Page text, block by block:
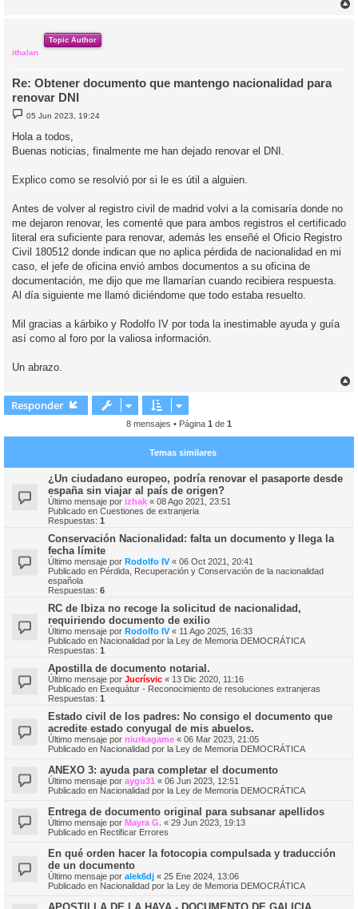
Topic Author
ithalan
Re: Obtener documento que mantengo nacionalidad para
renovar DNI
M
n
s
a
05 Jun 2023, 19:24
Hola a todos,
Buenas noticias, finalmente me han dejado renovar el DNI.
Explico como se resolvió por si le es útil a alguien.
Antes de volver al registro civil de madrid volvi a la comisaría donde no
me dejaron renovar, les comenté que para ambos registros el certificado
literal era suficiente para renovar, además les enseñé el Oficio Registro
Civil 180512 donde indican que no aplica pérdida de nacionalidad en mi
caso, el jefe de oficina envió ambos documentos a su oficina de
documentación, me dijo que me llamarían cuando recibiera respuesta.
Al día siguiente me llamó diciéndome que todo estaba resuelto.
Mil gracias a kárbiko y Rodolfo IV por toda la inestimable ayuda y guía
así como al foro por la valiosa información.
Un abrazo.
a
Responder
8 mensajes • Página 1 de 1
Temas similares
¿Un ciudadano europeo, podría renovar el pasaporte desde
españa sin viajar al país de origen?
Último mensaje por izhak « 08 Ago 2021, 23:51
Publicado en Cuestiones de extranjeria
Respuestas: 1
Conservación Nacionalidad: falta un documento y llega la
fecha límite
Último mensaje por Rodolfo IV« 06 Oct 2021, 20:41
Publicado en Pérdida, Recuperación y Conservación de la nacionalidad
española
Respuestas: 6
RC de Ibiza no recoge la solicitud de nacionalidad,
requiriendo documento de exilio
Último mensaje por Rodolfo IV« 11 Ago 2025, 16:33
Publicado en Nacionalidad por la Ley de Memoria DEMOCRÁTICA
Respuestas: 1
Apostilla de documento notarial.
Último mensaje por Jucrísvic « 13 Dic 2020, 11:16
Publicado en Exequátur - Reconocimiento de resoluciones extranjeras
Respuestas: 1
Estado civil de los padres: No consigo el documento que
acredite estado conyugal de mis abuelos.
Último mensaje por niurkagame « 06 Mar 2023, 21:05
Publicado en Nacionalidad por la Ley de Memoria DEMOCRÁTICA
ANEXO 3: ayuda para completar el documento
Último mensaje por aygu31 « 06 Jun 2023, 12:51
Publicado en Nacionalidad por la Ley de Memoria DEMOCRÁTICA
Entrega de documento original para subsanar apellidos
Último mensaje por Mayra G. « 29 Jun 2023, 19:13
Publicado en Rectificar Errores
En qué orden hacer la fotocopia compulsada y traducción
de un documento
Último mensaje por alek6dj « 25 Ene 2024, 13:06
Publicado en Nacionalidad por la Ley de Memoria DEMOCRÁTICA